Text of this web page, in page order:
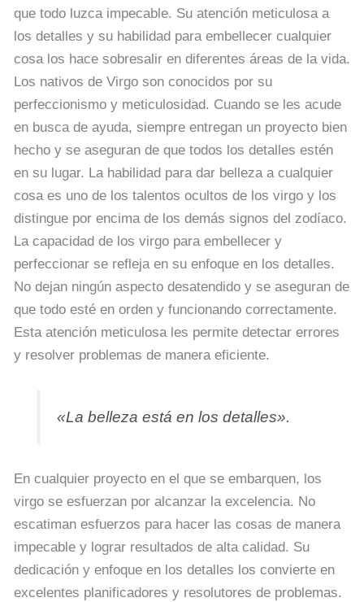
que todo luzca impecable. Su atención meticulosa a
los detalles y su habilidad para embellecer cualquier
cosa los hace sobresalir en diferentes áreas de la vida.
Los nativos de Virgo son conocidos por su
perfeccionismo y meticulosidad. Cuando se les acude
en busca de ayuda, siempre entregan un proyecto bien
hecho y se aseguran de que todos los detalles estén
en su lugar. La habilidad para dar belleza a cualquier
cosa es uno de los talentos ocultos de los virgo y los
distingue por encima de los demás signos del zodíaco.
La capacidad de los virgo para embellecer y
perfeccionar se refleja en su enfoque en los detalles.
No dejan ningún aspecto desatendido y se aseguran de
que todo esté en orden y funcionando correctamente.
Esta atención meticulosa les permite detectar errores
y resolver problemas de manera eficiente.
«La belleza está en los detalles».
En cualquier proyecto en el que se embarquen, los
virgo se esfuerzan por alcanzar la excelencia. No
escatiman esfuerzos para hacer las cosas de manera
impecable y lograr resultados de alta calidad. Su
dedicación y enfoque en los detalles los convierte en
excelentes planificadores y resolutores de problemas.